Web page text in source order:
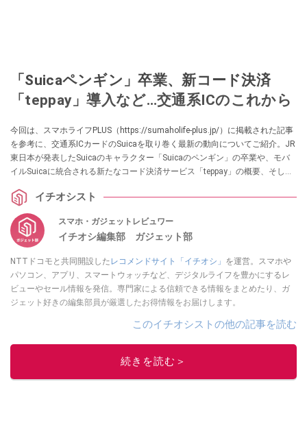
「Suicaペンギン」卒業、新コード決済
「teppay」導入など…交通系ICのこれから
今回は、スマホライフPLUS（https://sumaholife-plus.jp/）に掲載された記事
を参考に、交通系ICカードのSuicaを取り巻く最新の動向についてご紹介。JR
東日本が発表したSuicaのキャラクター「Suicaのペンギン」の卒業や、モバ
イルSuicaに統合される新たなコード決済サービス「teppay」の概要、そして
す。各項目の詳細はぜひ、スマホライフPLUSでご確認ください。
イチオシスト
スマホ・ガジェットレビュワー
イチオシ編集部 ガジェット部
NTTドコモと共同開設したレコメンドサイト「イチオシ」 を運営。スマホや
パソコン、アプリ、スマートウォッチなど、デジタルライフを豊かにするレ
ビューやセール情報を発信。専門家による信頼できる情報をまとめたり、ガ
ジェット好きの編集部員が厳選したお得情報をお届けします。
このイチオシストの他の記事を読む
続きを読む＞